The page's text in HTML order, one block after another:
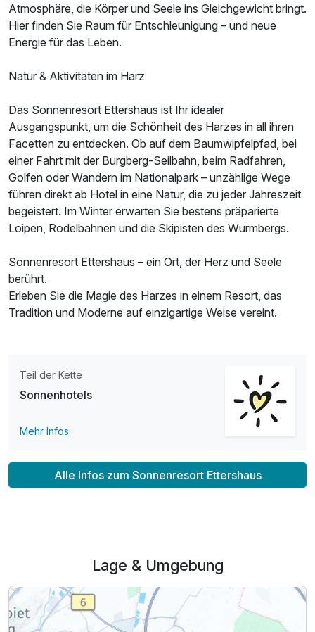
Ausstattung
Juniorsuite/n
2 Erwachsene
Für 5 Tage p.P. ab525,00 €
3 Erwachsene
Atmosphäre, die Körper und Seele ins Gleichgewicht bringt.
Hier finden Sie Raum für Entschleunigung – und neue
Energie für das Leben.
Natur & Aktivitäten im Harz
Das Sonnenresort Ettershaus ist Ihr idealer
Ausgangspunkt, um die Schönheit des Harzes in all ihren
Facetten zu entdecken. Ob auf dem Baumwipfelpfad, bei
einer Fahrt mit der Burgberg-Seilbahn, beim Radfahren,
Golfen oder Wandern im Nationalpark – unzählige Wege
führen direkt ab Hotel in eine Natur, die zu jeder Jahreszeit
begeistert. Im Winter erwarten Sie bestens präparierte
Loipen, Rodelbahnen und die Skipisten des Wurmbergs.
Sonnenresort Ettershaus – ein Ort, der Herz und Seele
berührt.
Erleben Sie die Magie des Harzes in einem Resort, das
Tradition und Moderne auf einzigartige Weise vereint.
Teil der Kette
Sonnenhotels
Mehr Infos
Alle Infos zum Sonnenresort Ettershaus
Lage & Umgebung